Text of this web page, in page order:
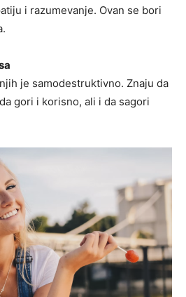
i razumevanje. Ovan se bori
je samodestruktivno. Znaju da
gori i korisno, ali i da sagori